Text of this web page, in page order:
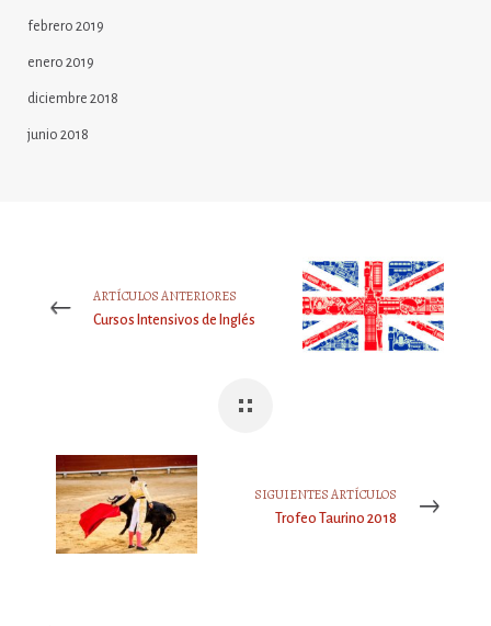
febrero 2019
enero 2019
diciembre 2018
junio 2018
ARTÍCULOS ANTERIORES
Cursos Intensivos de Inglés
SIGUIENTES ARTÍCULOS
Trofeo Taurino 2018